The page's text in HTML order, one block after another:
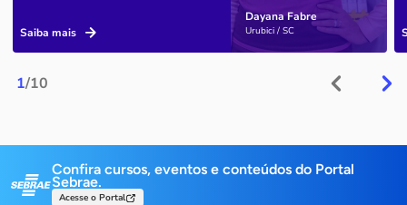
1/10
Dayana Fabre
Urubici / SC
Saiba mais
Confira cursos, eventos e conteúdos do Portal
Sebrae.
Acesse o Portal